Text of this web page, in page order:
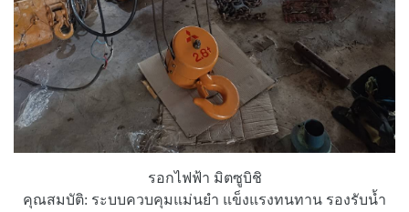
รอกไฟฟ้า มิตซูบิชิ
คุณสมบัติ: ระบบควบคุมแม่นยำ แข็งแรงทนทาน รองรับน้ำ